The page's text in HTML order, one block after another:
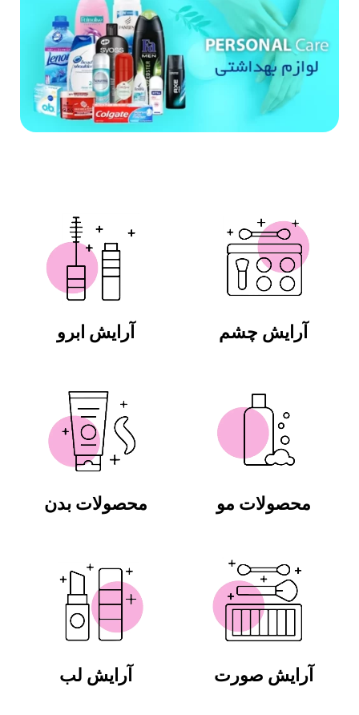
آرایش چشم
محصولات مو
آرایش ابرو
محصولات بدن
آرایش صورت آرایش لب